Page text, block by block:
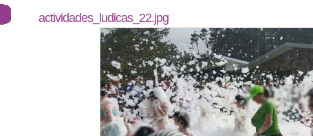
actividades_ludicas_22.jpg